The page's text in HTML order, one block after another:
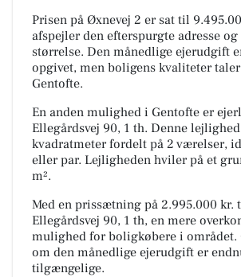
Prisen på Øxnevej 2 er sat til
afspejler den efterspurgte adresse
størrelse. Den månedlige ejerudgift
opgivet, men boligens kvaliteter
Gentofte.
En anden mulighed i Gentofte er
Ellegårdsvej 90, 1 th. Denne
kvadratmeter fordelt på 2 værelser,
eller par. Lejligheden hviler på et
m².
Med en prissætning på 2.995.000 kr.
Ellegårdsvej 90, 1 th, en mere
mulighed for boligkøbere i området.
om den månedlige ejerudgift er
tilgængelige.